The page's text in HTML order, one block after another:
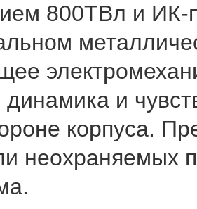
800ТВл и ИК-
динамика и
корпуса.
неохраняемых